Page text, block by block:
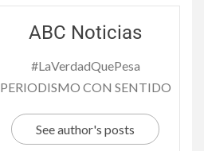
ABC Noticias
#LaVerdadQuePesa
PERIODISMO CON SENTIDO
See author's posts